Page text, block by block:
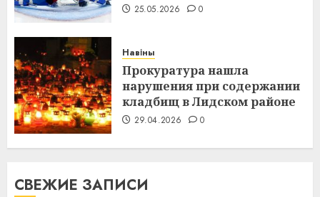
25.05.2026 0
Навіны
Прокуратура нашла
нарушения при содержании
кладбищ в Лидском районе
29.04.2026 0
СВЕЖИЕ ЗАПИСИ